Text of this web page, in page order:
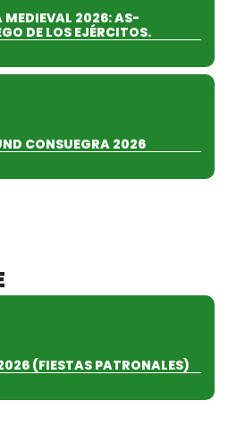
MEDIEVAL 2026: AS-
DE LOS EJÉRCITOS.
CONSUEGRA 2026
(FIESTAS PATRONALES)